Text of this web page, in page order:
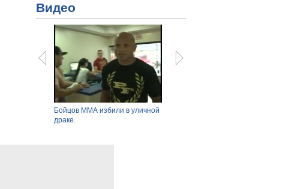
Видео
Бойцов ММА избили в уличной
драке.